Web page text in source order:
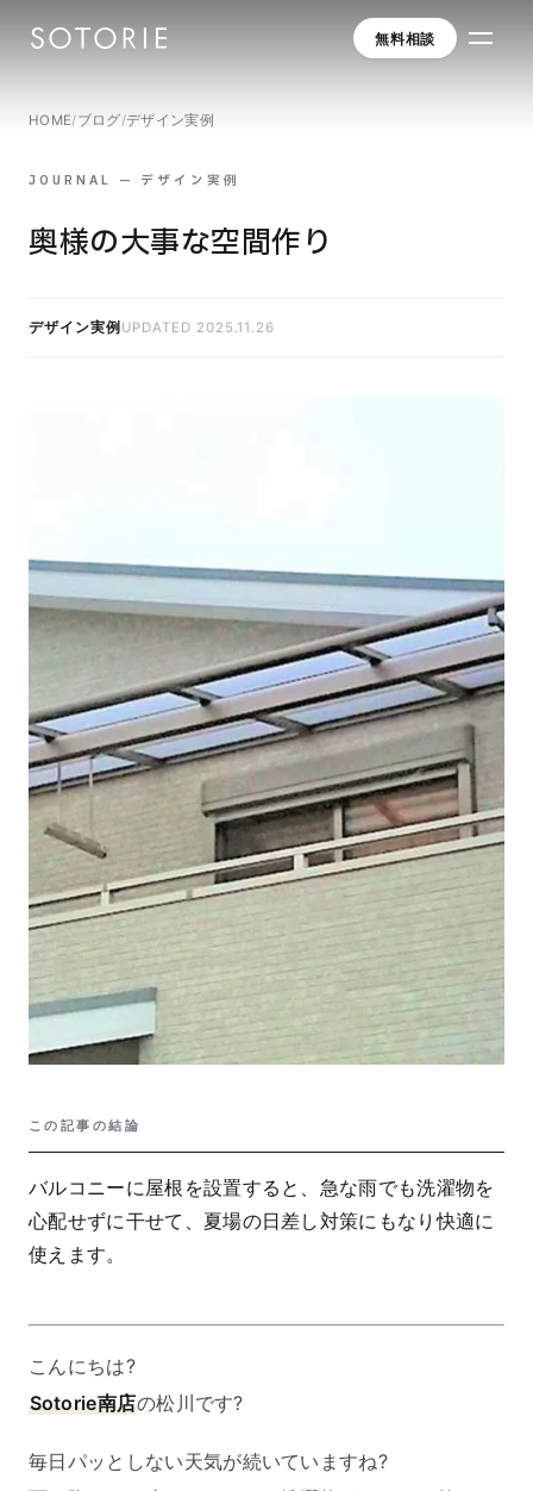
無料相談
HOME/ブログ/デザイン実例
JOURNAL — デザイン実例
奥様の大事な空間作り
デザイン実例 UPDATED 2025.11.26
この記事の結論
バルコニーに屋根を設置すると、急な雨でも洗濯物を
心配せずに干せて、夏場の日差し対策にもなり快適に
使えます。
こんにちは?
Sotorie南店の松川です?
毎日パッとしない天気が続いていますね?